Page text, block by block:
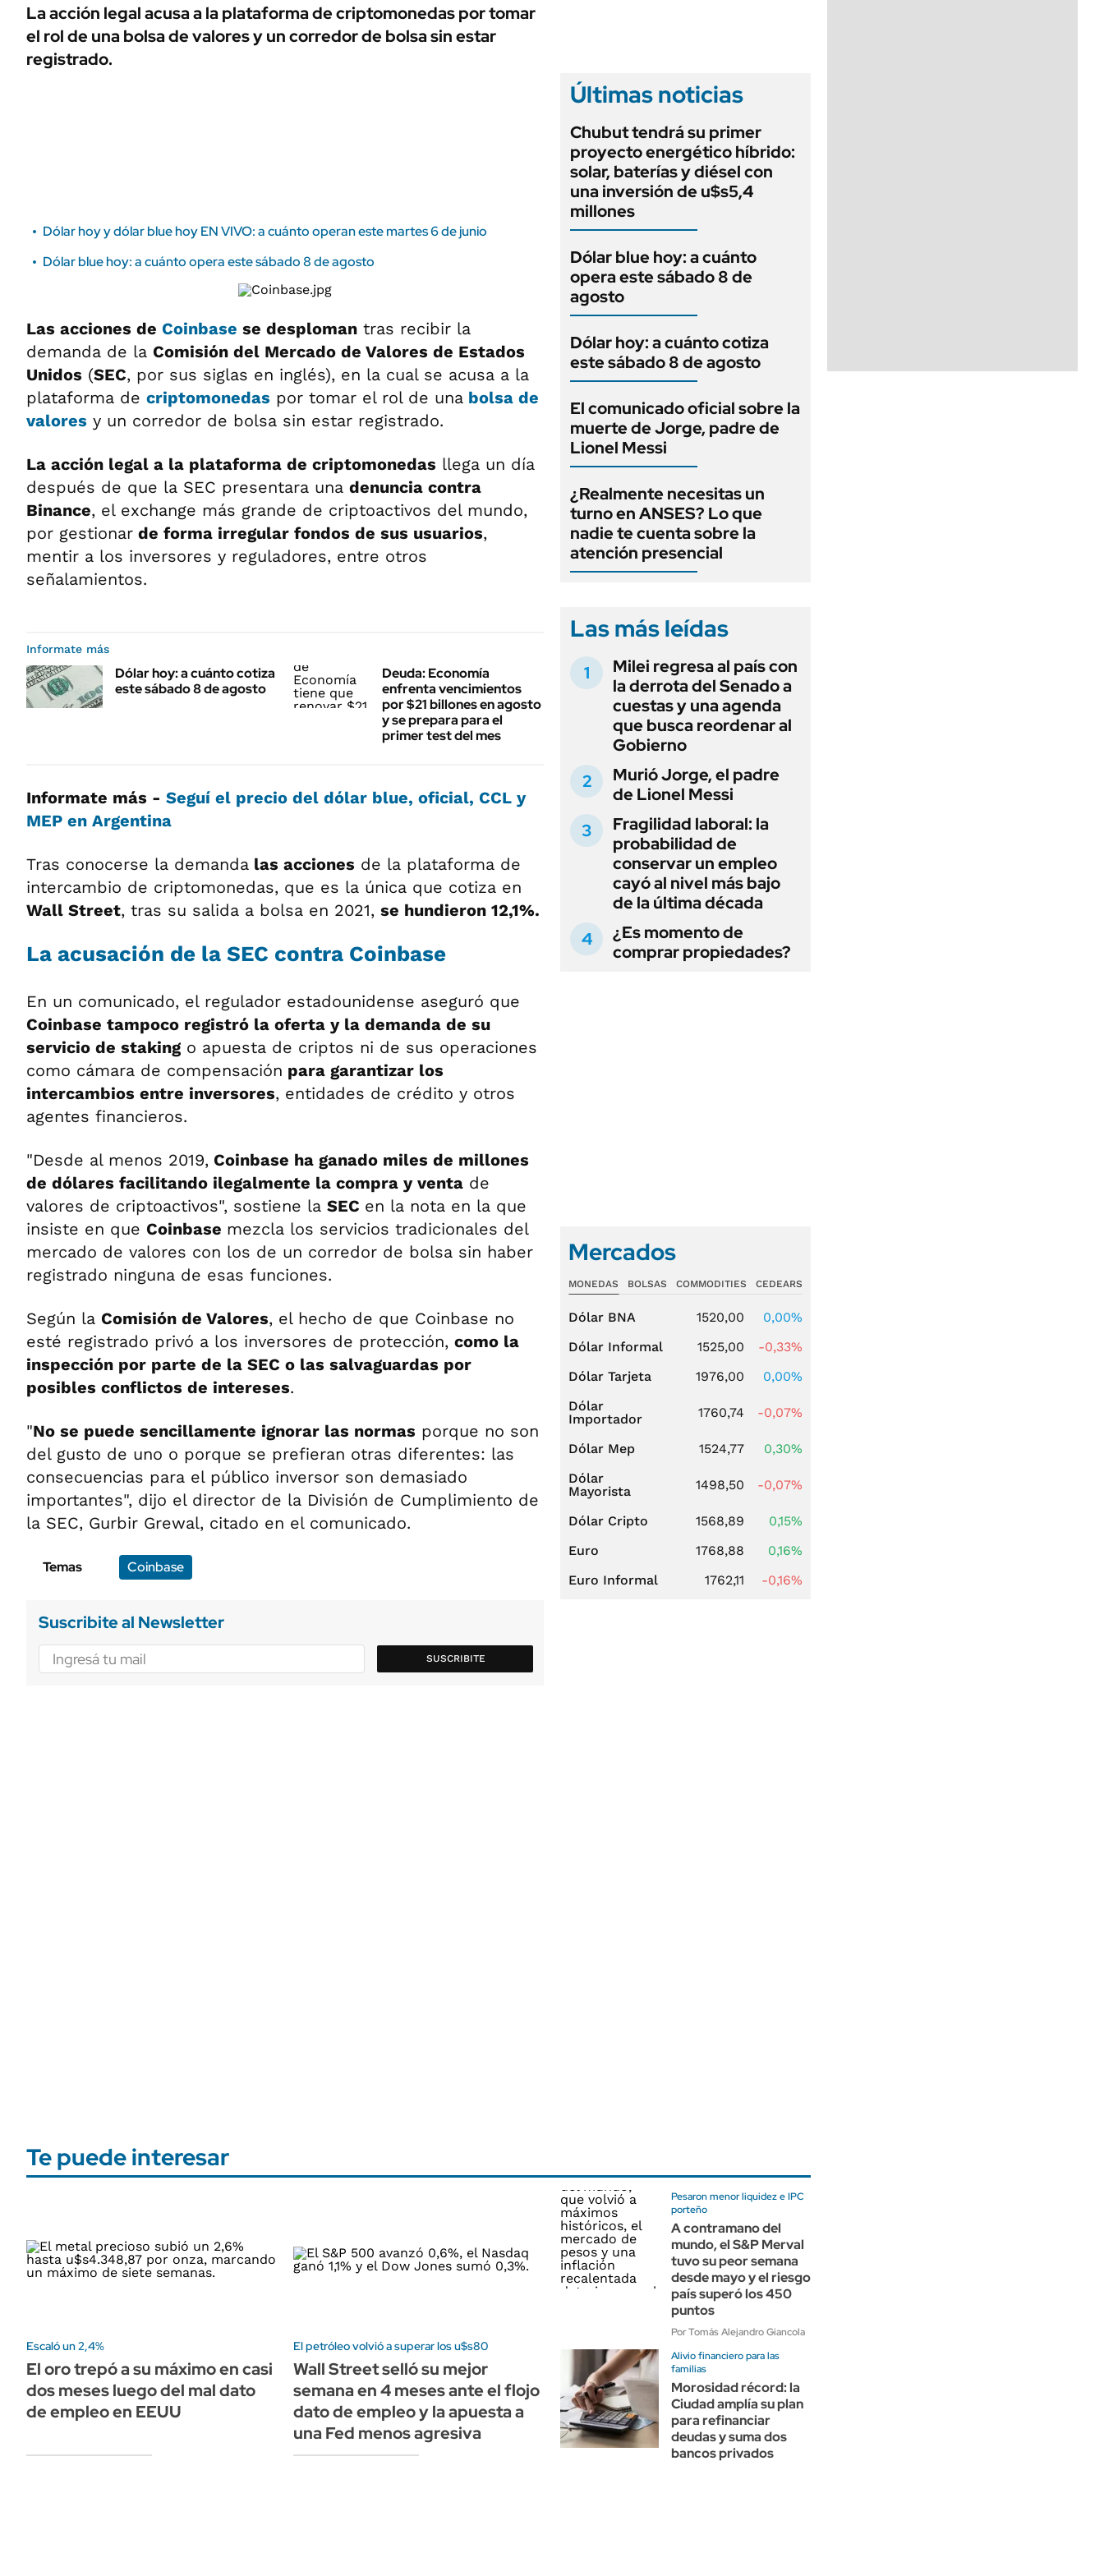
ÁMBITO DEBATE
MEDIAKIT AMBITO DEBATE
LIFESTYLE
AUTOS
La acción legal acusa a la plataforma de criptomonedas por tomar
el rol de una bolsa de valores y un corredor de bolsa sin estar
registrado.
Dólar hoy y dólar blue hoy EN VIVO: a cuánto operan este martes 6 de junio
Dólar blue hoy: a cuánto opera este sábado 8 de agosto
Las acciones de Coinbase se desploman tras recibir la
demanda de la Comisión del Mercado de Valores de Estados
Unidos (SEC, por sus siglas en inglés), en la cual se acusa a la
plataforma de criptomonedas por tomar el rol de una bolsa de
valores y un corredor de bolsa sin estar registrado.
La acción legal a la plataforma de criptomonedas llega un día
después de que la SEC presentara una denuncia contra
Binance, el exchange más grande de criptoactivos del mundo,
por gestionar de forma irregular fondos de sus usuarios,
mentir a los inversores y reguladores, entre otros
señalamientos.
Informate más
Dólar hoy: a cuánto cotiza
este sábado 8 de agosto
Deuda: Economía
enfrenta vencimientos
por $21 billones en agosto
y se prepara para el
primer test del mes
Informate más - Seguí el precio del dólar blue, oficial, CCL y
MEP en Argentina
Tras conocerse la demanda las acciones de la plataforma de
intercambio de criptomonedas, que es la única que cotiza en
Wall Street, tras su salida a bolsa en 2021, se hundieron 12,1%.
La acusación de la SEC contra Coinbase
En un comunicado, el regulador estadounidense aseguró que
Coinbase tampoco registró la oferta y la demanda de su
servicio de staking o apuesta de criptos ni de sus operaciones
como cámara de compensación para garantizar los
intercambios entre inversores, entidades de crédito y otros
agentes financieros.
"Desde al menos 2019, Coinbase ha ganado miles de millones
de dólares facilitando ilegalmente la compra y venta de
valores de criptoactivos", sostiene la SEC en la nota en la que
insiste en que Coinbase mezcla los servicios tradicionales del
mercado de valores con los de un corredor de bolsa sin haber
registrado ninguna de esas funciones.
Según la Comisión de Valores, el hecho de que Coinbase no
esté registrado privó a los inversores de protección, como la
inspección por parte de la SEC o las salvaguardas por
posibles conflictos de intereses.
"No se puede sencillamente ignorar las normas porque no son
del gusto de uno o porque se prefieran otras diferentes: las
consecuencias para el público inversor son demasiado
importantes", dijo el director de la División de Cumplimiento de
la SEC, Gurbir Grewal, citado en el comunicado.
Temas Coinbase
Suscribite al Newsletter
SUSCRIBITE
Últimas noticias
Chubut tendrá su primer
proyecto energético híbrido:
solar, baterías y diésel con
una inversión de u$s5,4
millones
Dólar blue hoy: a cuánto
opera este sábado 8 de
agosto
Dólar hoy: a cuánto cotiza
este sábado 8 de agosto
El comunicado oficial sobre la
muerte de Jorge, padre de
Lionel Messi
¿Realmente necesitas un
turno en ANSES? Lo que
nadie te cuenta sobre la
atención presencial
Las más leídas
Milei regresa al país con
la derrota del Senado a
cuestas y una agenda
que busca reordenar al
Gobierno
Murió Jorge, el padre
de Lionel Messi
Fragilidad laboral: la
probabilidad de
conservar un empleo
cayó al nivel más bajo
de la última década
¿Es momento de
comprar propiedades?
Mercados
MONEDAS BOLSAS COMMODITIES CEDEARS
Dólar BNA 1520,00
0,00%
Dólar Informal
1525,00
-0,33%
Dólar Tarjeta
1976,00
0,00%
Dólar
Importador
1760,74 -0,07%
Dólar Mep 1524,77
0,30%
Dólar
Mayorista
1498,50 -0,07%
Dólar Cripto 1568,89
0,15%
Euro
1768,88
0,16%
Euro Informal
1762,11 -0,16%
Te puede interesar
Escaló un 2,4%
El oro trepó a su máximo en casi
dos meses luego del mal dato
de empleo en EEUU
El petróleo volvió a superar los u$s80
Wall Street selló su mejor
semana en 4 meses ante el flojo
dato de empleo y la apuesta a
una Fed menos agresiva
Pesaron menor liquidez e IPC
porteño
A contramano del
mundo, el S&P Merval
tuvo su peor semana
desde mayo y el riesgo
país superó los 450
puntos
Por Tomás Alejandro Giancola
Alivio financiero para las
familias
Morosidad récord: la
Ciudad amplía su plan
para refinanciar
deudas y suma dos
bancos privados